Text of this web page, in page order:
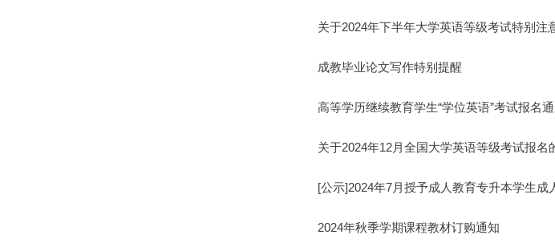
关于2024年下半年大学英语等级考试特别注
成教毕业论文写作特别提醒
高等学历继续教育学生“学位英语”考试报名
关于2024年12月全国大学英语等级考试报名
[公示]2024年7月授予成人教育专升本学生成
2024年秋季学期课程教材订购通知